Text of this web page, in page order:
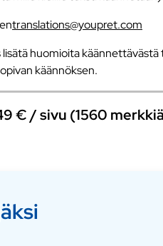
translations@youpret.com
huomioita
käännöksen.
€ / sivu (1560